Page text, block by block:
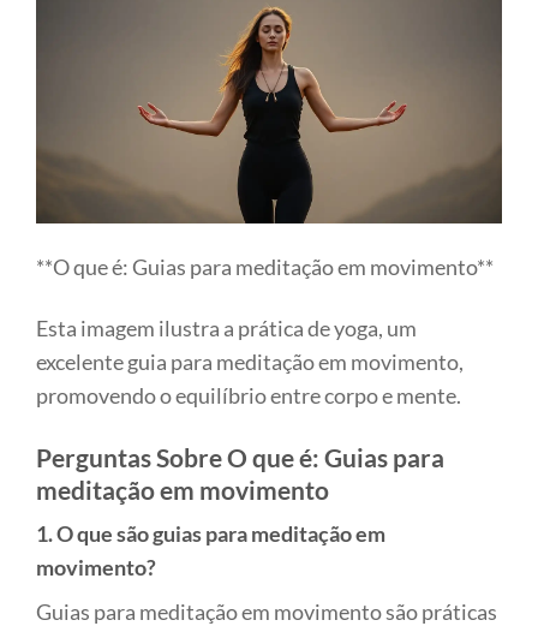
**O que é: Guias para meditação em movimento**
Esta imagem ilustra a prática de yoga, um
excelente guia para meditação em movimento,
promovendo o equilíbrio entre corpo e mente.
Perguntas Sobre O que é: Guias para
meditação em movimento
1. O que são guias para meditação em
movimento?
Guias para meditação em movimento são práticas